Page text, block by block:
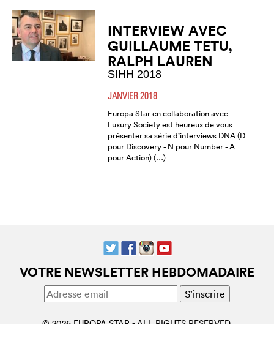
INTERVIEW AVEC
GUILLAUME TETU,
RALPH LAUREN
SIHH 2018
JANVIER 2018
Europa Star en collaboration avec
Luxury Society est heureux de vous
présenter sa série d’interviews DNA (D
pour Discovery - N pour Number - A
pour Action) (…)
VOTRE NEWSLETTER HEBDOMADAIRE
© 2026 EUROPA STAR - ALL RIGHTS RESERVED.